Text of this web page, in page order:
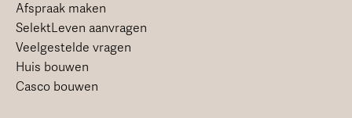
Afspraak maken
SelektLeven aanvragen
Veelgestelde vragen
Huis bouwen
Casco bouwen